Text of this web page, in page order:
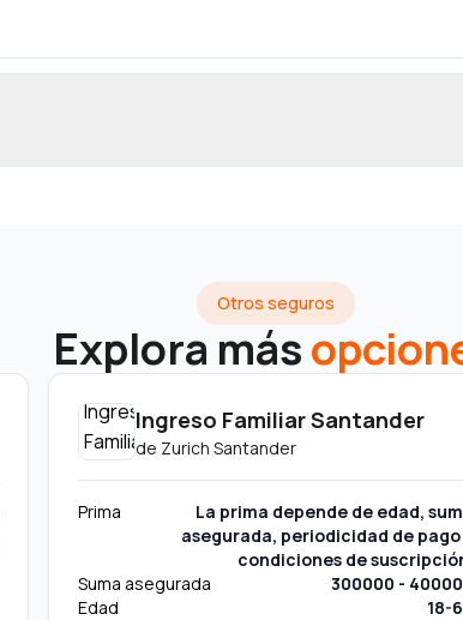
Otros seguros
Explora más
Ingreso Familiar Santander
de Zurich Santander
Prima
La prima depende de edad,
asegurada, periodicidad de pago
condiciones de
Suma asegurada
300000 -
Edad
18-